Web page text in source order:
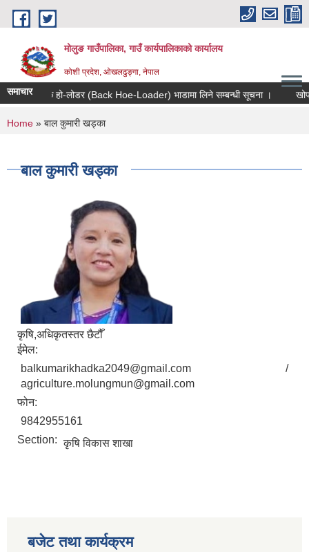
Skip to main content
मोलुङ गाउँपालिका, गाउँ कार्यपालिकाको कार्यालय
कोशी प्रदेश, ओखलढुङ्गा, नेपाल
समाचार
ब्याक हो-लोडर (Back Hoe-Loader) भाडामा लिने सम्बन्धी सूचना ।
You are here
Home » बाल कुमारी खड्का
बाल कुमारी खड्का
कृषि,अधिकृतस्तर छैटौँ
ईमेल:
balkumarikhadka2049@gmail.com /
agriculture.molungmun@gmail.com
फोन:
9842955161
Section: कृषि विकास शाखा
बजेट तथा कार्यक्रम